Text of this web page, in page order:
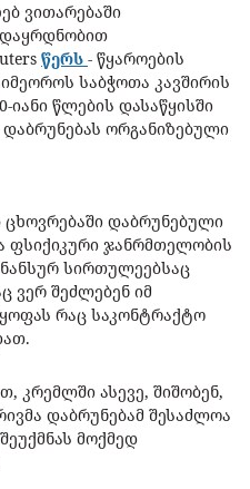
ვითარებაში
წერს - წყაროების
საბჭოთა კავშირის
წლების დასაწყისში
ორგანიზებული
დაბრუნებული
ფსიქიკური ჯანრმთელობის
სირთულეებსაც
ვერ შეძლებენ იმ
რაც საკონტრაქტო
კრემლში ასევე, შიშობენ,
დაბრუნებამ შესაძლოა
მოქმედ